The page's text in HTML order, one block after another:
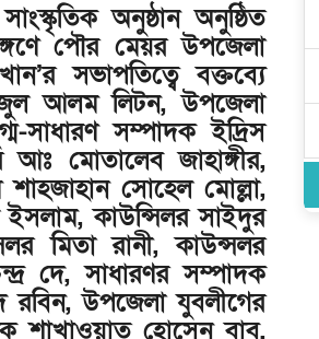
অনুষ্ঠান অনুষ্ঠিত
পৌর মেয়র উপজেলা
সভাপতিত্বে বক্তব্যে
আলম লিটন, উপজেলা
সাধারণ সম্পাদক ইদ্রিস
মোতালেব জাহাঙ্গীর,
সোহেল মোল্লা,
কাউন্সিলর সাইদুর
মিতা রানী, কাউন্সলর
দে, সাধারণর সম্পাদক
উপজেলা যুবলীগের
শাখাওয়াত হোসেন বাবু,